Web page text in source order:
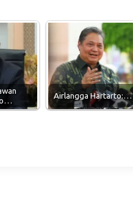
Airlangga Hartarto:…